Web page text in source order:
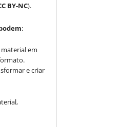
BY-NC).
:
em
e criar